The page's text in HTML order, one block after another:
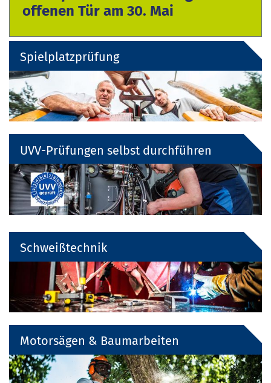
offenen Tür am 30. Mai
Spielplatzprüfung
UVV-Prüfungen selbst durchführen
Schweißtechnik
Motorsägen & Baumarbeiten